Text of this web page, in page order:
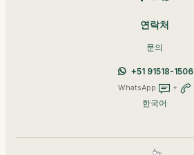
연락처
문의
+51 91518-1506
WhatsApp +
한국어